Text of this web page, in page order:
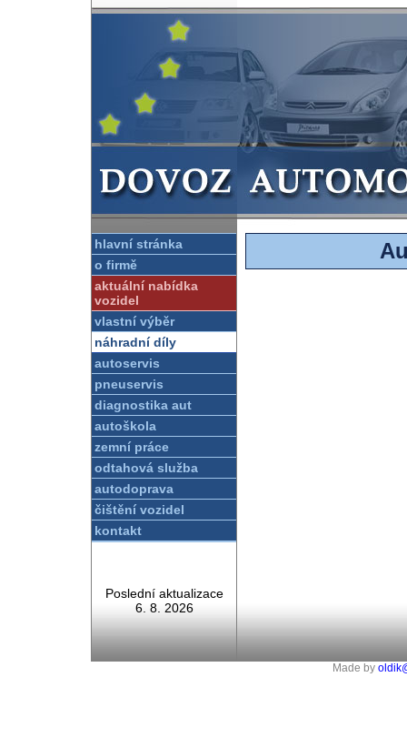
hlavní stránka
o firmě
aktuální nabídka
vozidel
vlastní výběr
náhradní díly
autoservis
pneuservis
diagnostika aut
autoškola
zemní práce
odtahová služba
autodoprava
čištění vozidel
kontakt
Poslední aktualizace
6. 8. 2026
Made by